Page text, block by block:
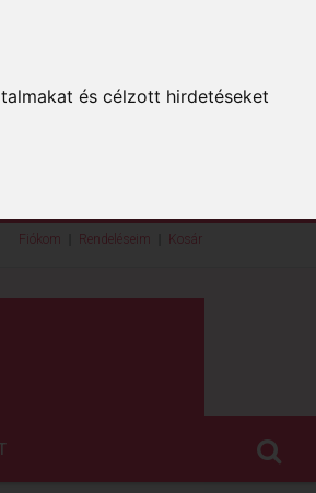
és célzott hirdetéseket
Fiókom Rendeléseim Kosár